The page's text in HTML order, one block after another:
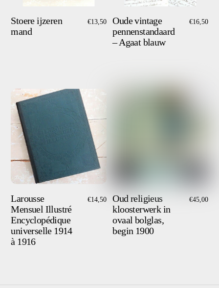
Stoere ijzeren
mand
€13,50
Oude vintage
pennenstandaard
– Agaat blauw
€16,50
Larousse
Mensuel Illustré
Encyclopédique
universelle 1914
à 1916
€14,50
Oud religieus
kloosterwerk in
ovaal bolglas,
begin 1900
€45,00